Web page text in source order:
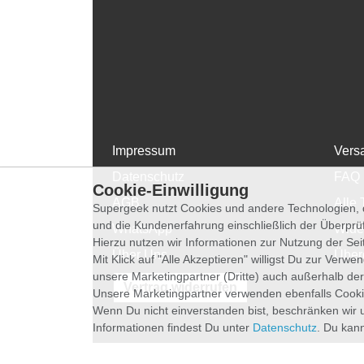
Impressum
WhatsApp
Über Uns
Alle
Vertrag widerrufen
Cookie-Einwilligung
Supergeek nutzt Cookies und andere
und die Kundenerfahrung einschließlich der
Hierzu nutzen wir Informationen zur Nutzung der
Mit Klick auf "Alle Akzeptieren" willigst Du zur
unsere Marketingpartner (Dritte) auch außerhalb
Unsere Marketingpartner verwenden ebenfalls
Wenn Du nicht einverstanden bist, beschränken
Informationen findest Du unter Datenschutz . Du